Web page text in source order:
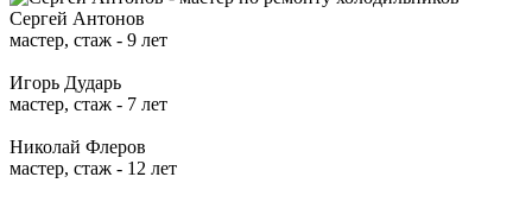
Сергей Антонов
мастер, стаж - 9 лет
Игорь Дударь
мастер, стаж - 7 лет
Николай Флеров
мастер, стаж - 12 лет